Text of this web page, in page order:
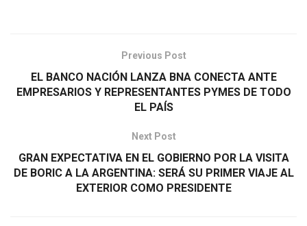
Previous Post
EL BANCO NACIÓN LANZA BNA CONECTA ANTE
EMPRESARIOS Y REPRESENTANTES PYMES DE TODO
EL PAÍS
Next Post
GRAN EXPECTATIVA EN EL GOBIERNO POR LA VISITA
DE BORIC A LA ARGENTINA: SERÁ SU PRIMER VIAJE AL
EXTERIOR COMO PRESIDENTE